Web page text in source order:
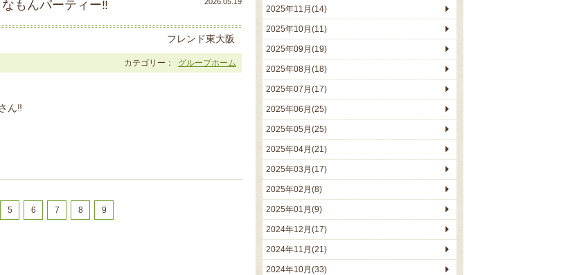
もんパーティー‼
フレンド東大阪
カテゴリー： グループホーム
ん‼
5 6 7 8 9
2025年11月(14)
2025年10月(11)
2025年09月(19)
2025年08月(18)
2025年07月(17)
2025年06月(25)
2025年05月(25)
2025年04月(21)
2025年03月(17)
2025年02月(8)
2025年01月(9)
2024年12月(17)
2024年11月(21)
2024年10月(33)